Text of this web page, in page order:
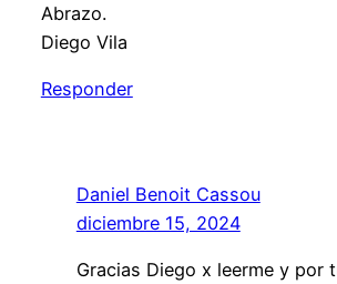
Abrazo.
Diego Vila
Responder
Daniel Benoit Cassou
diciembre 15, 2024
Gracias Diego x leerme y por